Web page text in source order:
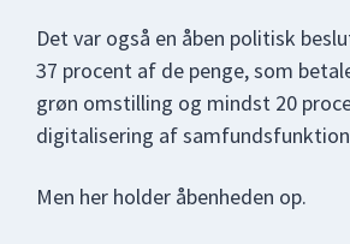
Det var også en åben politisk
37 procent af de penge, som
grøn omstilling og mindst 20
digitalisering af
Men her holder åbenheden op.